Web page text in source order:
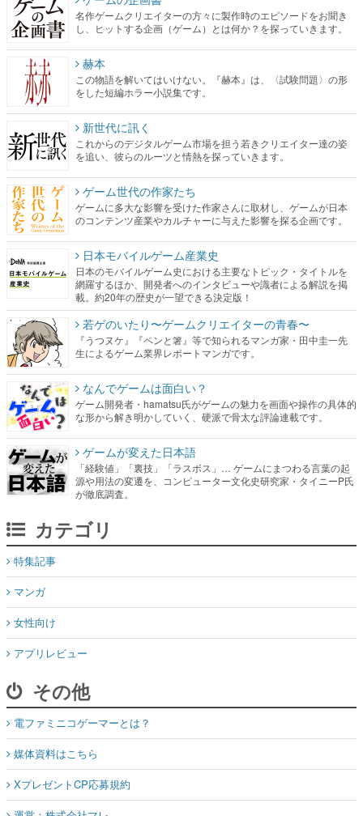
名作ゲームクリエイターの方々に製作時のエピソードをお聞き
し、ヒットする企画（ゲーム）とは何か？を探っていきます。
赫本
この物語を解いてはいけない。『赫本』は、〈試験問題〉の形
をした短編ホラー小説集です。
新世代に訊く
これからのデジタルゲーム市場を担う若きクリエイター達の姿
を追い、彼らのルーツと情熱を探っていきます。
ゲーム世代の作家たち
ゲームに多大な影響を受けた作家さんに取材し、ゲームが日本
のコンテンツ産業やカルチャーに与えた影響を探る企画です。
日本モバイルゲーム産業史
日本のモバイルゲーム史における主要なトピック・タイトルを
網羅するほか、開発者へのインタビューや識者による解説を掲
載。約20年の歴史が一望できる決定版！
若ゲのいたり〜ゲームクリエイターの青春〜
『うつヌケ』『ペンと箸』等で知られるマンガ家・田中圭一先
生によるゲーム業界レポートマンガです。
なんでゲームは面白い？
ゲーム開発者・hamatsu氏がゲームの魅力を画面や操作の具体的
な形から解き明かしていく、硬派で骨太な評論連載です。
ゲームが変えた日本語
「経験値」「裏技」「ラスボス」… ゲームにまつわる言葉の起
源や用法の変遷を、コンピューター文化史研究家・タイニーP氏
が徹底調査。
カテゴリ
特集記事
マンガ
女性向け
アプリレビュー
その他
電ファミニコゲーマーとは？
媒体資料はこちら
XプレゼントCP応募規約